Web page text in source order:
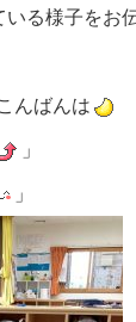
いる様子をお
んばんは
」
」